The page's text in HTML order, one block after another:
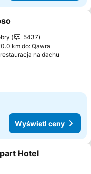
ulubionych
5437
km do: Qawra
na dachu
Wyświetl ceny
ulubionych
Hotel